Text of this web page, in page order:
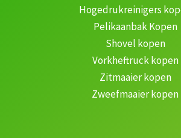
Hogedrukreinigers
Pelikaanbak Kopen
Shovel kopen
Vorkheftruck kopen
Zitmaaier kopen
Zweefmaaier kopen